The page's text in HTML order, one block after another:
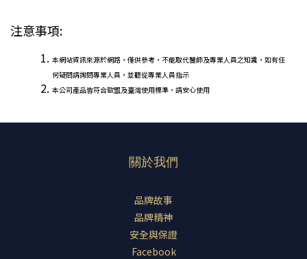
注意事項:
本網站資訊來源於網路，僅供參考，不能取代醫師及專業人員之知識，如有任
何疑問請詢問專業人員，並聽從專業人員指示
本公司產品皆符合歐盟及臺灣使用標準，請安心使用
關於我們
品牌故事
品牌精神
安全與保證
Facebook